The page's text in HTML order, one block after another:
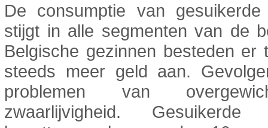
De consumptie van gesuikerde
stijgt in alle segmenten van de
Belgische gezinnen besteden er
steeds meer geld aan.
problemen van
zwaarlijvigheid. Gesuikerde